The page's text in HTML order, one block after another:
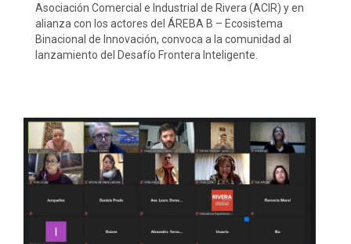
Asociación Comercial e Industrial de Rivera (ACIR) y en
alianza con los actores del ÁREBA B – Ecosistema
Binacional de Innovación, convoca a la comunidad al
lanzamiento del Desafío Frontera Inteligente.